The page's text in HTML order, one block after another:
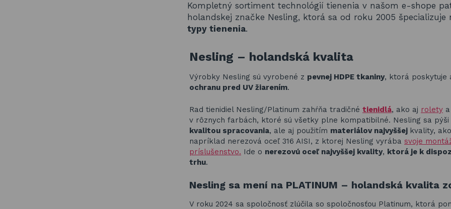
Kompletný sortiment technológií tienenia v našom e-shope
holandskej značke Nesling, ktorá sa od roku 2005
typy tienenia.
Nesling – holandská kvalita
Výrobky Nesling sú vyrobené z pevnej HDPE tkaniny, ktorá poskytuje
ochranu pred UV žiarením.
Rad tienidiel Nesling/Platinum zahŕňa tradičné tienidlá, ako aj rolety
v rôznych farbách, ktoré sú všetky plne kompatibilné. Nesling sa pýši
kvalitou spracovania, ale aj použitím materiálov najvyššej kvality,
napríklad nerezová oceľ 316 AISI, z ktorej Nesling vyrába svoje
príslušenstvo. Ide o nerezovú oceľ najvyššej kvality, ktorá je k
trhu.
Nesling sa mení na PLATINUM – holandská kvalita
V roku 2024 sa spoločnosť zlúčila so spoločnosťou Platinum, ktorá